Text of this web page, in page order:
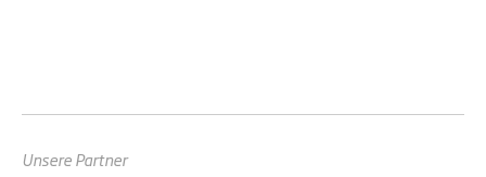
Unsere Partner